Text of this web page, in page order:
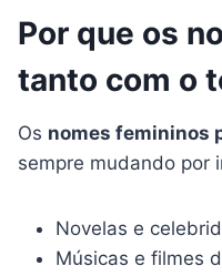
Por que os
tanto com o
Os nomes femininos
sempre mudando por
Novelas e
Músicas e filmes